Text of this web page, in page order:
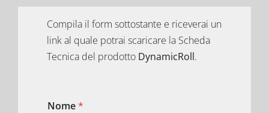
Compila il form sottostante e riceverai un
link al quale potrai scaricare la Scheda
Tecnica del prodotto DynamicRoll.
Nome*